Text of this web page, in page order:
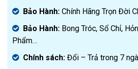
Bảo Hành: Chính Hãng Trọn Đời
Bảo Hành: Bong Tróc, Sổ Chỉ,
Phẩm…
Chính sách: Đổi – Trả trong 7